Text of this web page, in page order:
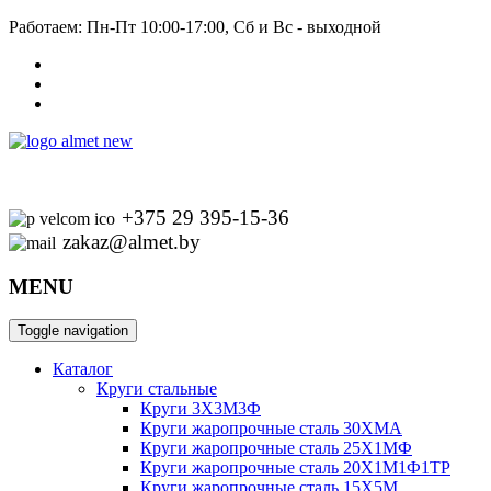
Работаем: Пн-Пт 10:00-17:00, Сб и Вс - выходной
+375 29 395-15-36
zakaz@almet.by
MENU
Toggle navigation
Каталог
Круги стальные
Круги 3Х3М3Ф
Круги жаропрочные сталь 30ХМА
Круги жаропрочные сталь 25Х1МФ
Круги жаропрочные сталь 20Х1М1Ф1ТР